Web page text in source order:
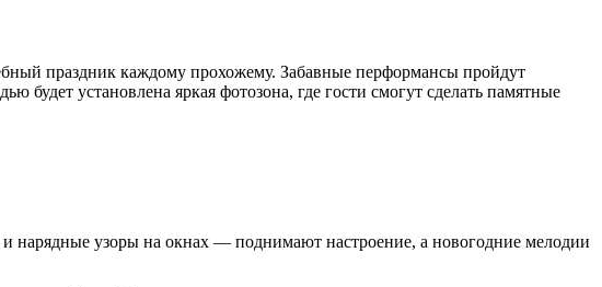
праздник каждому прохожему. Забавные перформансы пройдут
установлена яркая фотозона, где гости смогут сделать памятные
нарядные узоры на окнах — поднимают настроение, а новогодние мелодии